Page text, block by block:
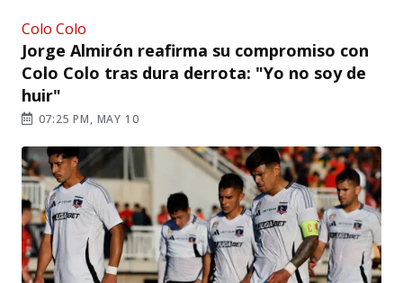
Colo Colo
Jorge Almirón reafirma su compromiso con
Colo Colo tras dura derrota: "Yo no soy de
huir"
07:25 PM, MAY 10